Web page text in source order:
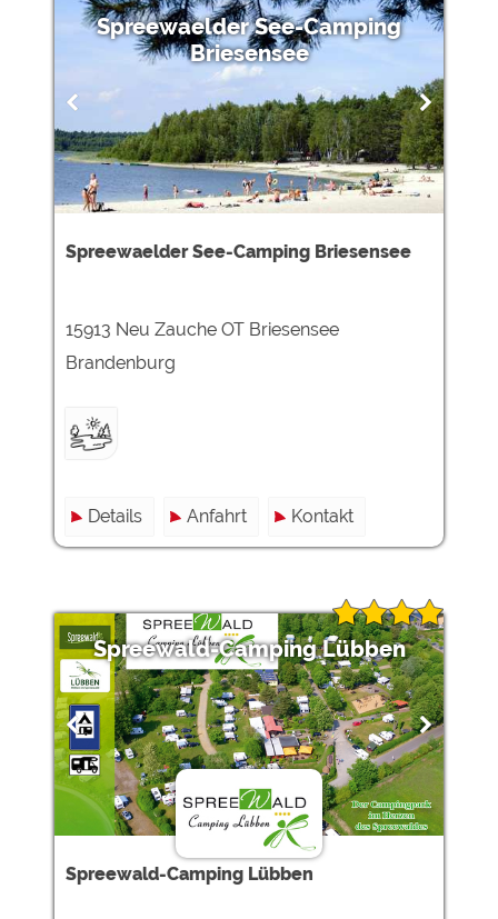
Spreewaelder See-Camping
Briesensee
Spreewaelder See-Camping Briesensee
15913 Neu Zauche OT Briesensee
Brandenburg
Details Anfahrt Kontakt
Spreewald-Camping Lübben
Spreewald-Camping Lübben